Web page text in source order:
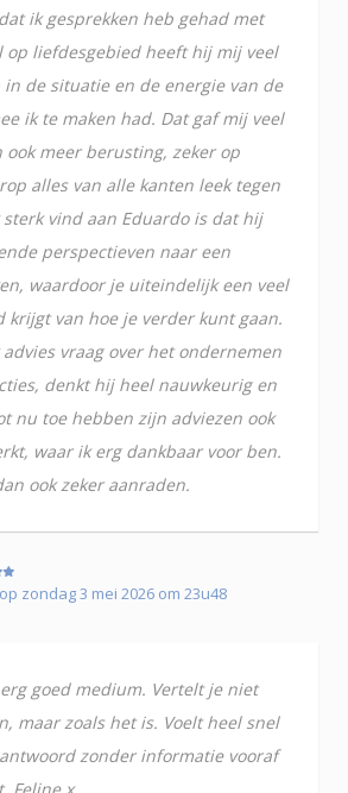
ik gesprekken heb gehad met
op liefdesgebied heeft hij mij veel
in de situatie en de energie van de
ik te maken had. Dat gaf mij veel
ook meer berusting, zeker op
alles van alle kanten leek tegen
vind aan Eduardo is dat hij
perspectieven naar een
waardoor je uiteindelijk een veel
krijgt van hoe je verder kunt gaan.
vraag over het ondernemen
denkt hij heel nauwkeurig en
nu toe hebben zijn adviezen ook
waar ik erg dankbaar voor ben.
ook zeker aanraden.
op zondag 3 mei 2026 om 23u48
goed medium. Vertelt je niet
maar zoals het is. Voelt heel snel
zonder informatie vooraf